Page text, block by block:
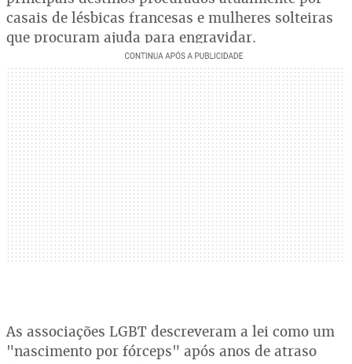
casais de lésbicas francesas e mulheres solteiras
que procuram ajuda para engravidar.
As associações LGBT descreveram a lei como um
"nascimento por fórceps" após anos de atraso